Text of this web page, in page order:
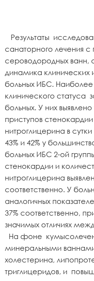
Результаты
санаторного лечения
сероводородных ванн,
динамика клинических
больных ИБС.
клинического статуса
больных. У них
приступов
нитроглицерина в
43% и 42% у
больных ИБС 2-ой
стенокардии и
нитроглицерина
соответственно. У
аналогичных
37% соответственно,
значимых отличиях
На фоне
минеральными
холестерина,
триглицеридов, и